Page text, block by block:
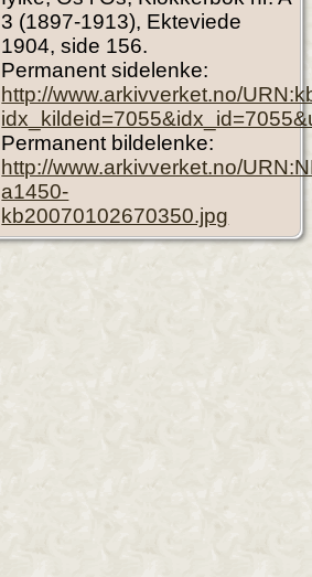
3 (1897-1913), Ekteviede
1904, side 156.
Permanent sidelenke:
http://www.arkivverket.no/
Permanent bildelenke:
http://www.arkivverket.no/
a1450-
kb20070102670350.jpg